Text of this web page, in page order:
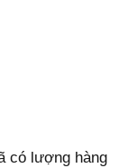
có lượng hàng